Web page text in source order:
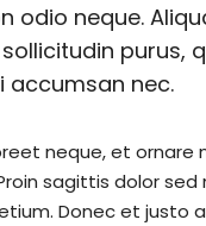
odio neque.
purus,
accumsan nec.
neque, et ornare
sagittis dolor sed
Donec et justo